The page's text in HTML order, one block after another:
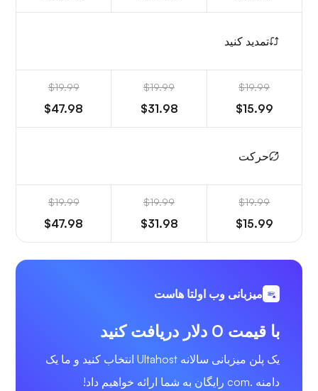
تمدید کنید
$19.99
$15.99
$19.99
$31.98
$19.99
$47.98
حرکت
$19.99
$15.99
$19.99
$31.98
$19.99
$47.98
میزبانی وب اولتا هاست
با قیمت 0 دلار دریافت کنید
یک پلن میزبانی سالانه Ultahost انتخاب کنید و ما یک
دامنه .com رایگان به شما ارائه خواهیم داد!